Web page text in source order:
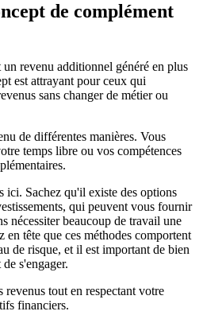
de complément
revenu additionnel généré en plus
est attrayant pour ceux qui
sans changer de métier ou
de différentes manières. Vous
temps libre ou vos compétences
ici. Sachez qu'il existe des options
qui peuvent vous fournir
nécessiter beaucoup de travail une
en tête que ces méthodes comportent
de risque, et il est important de bien
s'engager.
tout en respectant votre
financiers.